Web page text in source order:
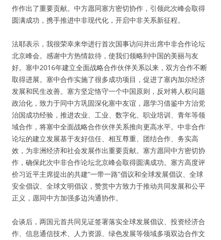
作作出了重要贡献。中方愿同塞方密切协作，引领此次峰会取得
圆满成功，携手推进中非现代化，开启中非关系新征程。
法耶表示，我很荣幸来华进行首次国事访问并出席中非合作论坛
北京峰会。感谢中方热情款待，使我们领略到中国的美丽与友
好。塞中2016年建立全面战略合作伙伴关系以来，双方合作不断
取得进展。塞中合作实施了很多成功项目，促进了塞内加尔经济
发展和民生改善。塞方坚定恪守一个中国原则，反对将人权问题
政治化，致力于同中方巩固深化塞中友谊，愿学习借鉴中方治党
治国成功经验，推进农业、工业、数字化、职业培训、青年等领
域合作，将塞中全面战略合作伙伴关系推向更高水平。中非合作
论坛的建立发展基于友好信任、相互尊重、团结合作、务实高
效，为非洲经济和社会发展作出重要贡献。塞方愿同中方密切协
作，确保此次中非合作论坛北京峰会取得圆满成功。塞方高度评
价习近平主席提出的共建“一带一路”倡议和全球发展倡议、全球
安全倡议、全球文明倡议，赞赏中方致力于推动共同发展和公平
正义，愿同中方加强多边沟通协作。
会谈后，两国元首共同见证签署落实全球发展倡议、投资经济合
作、信息通信技术、人力资源、绿色发展等领域多项双边合作文